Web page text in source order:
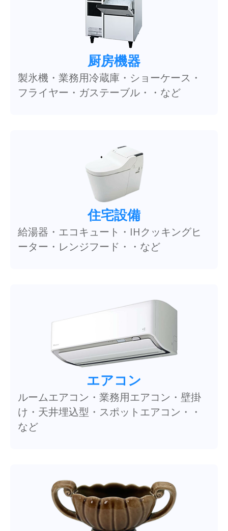
厨房機器
製氷機・業務用冷蔵庫・ショーケース・
フライヤー・ガステーブル・・など
住宅設備
給湯器・エコキュート・IHクッキングヒ
ーター・レンジフード・・など
エアコン
ルームエアコン・業務用エアコン・壁掛
け・天井埋込型・スポットエアコン・・
など